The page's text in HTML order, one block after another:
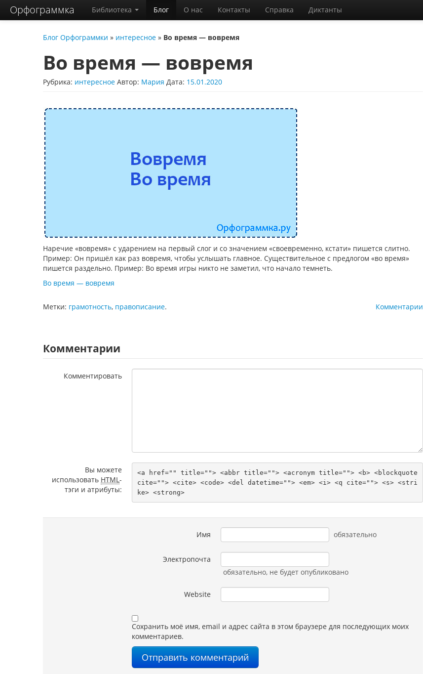
Орфограммка Библиотека Блог О нас Контакты Справка Диктанты
Блог Орфограммки » интересное » Во время — вовремя
Во время — вовремя
Рубрика: интересное Автор: Мария Дата: 15.01.2020
Наречие «вовремя» с ударением на первый слог и со значением «своевременно, кстати» пишется слитно.
Пример: Он пришёл как раз вовремя, чтобы услышать главное. Существительное с предлогом «во время»
пишется раздельно. Пример: Во время игры никто не заметил, что начало темнеть.
Во время — вовремя
Комментарии
Метки: грамотность, правописание.
Комментарии
Комментировать
Вы можете
использовать HTML-
тэги и атрибуты:
<a href="" title=""> <abbr title=""> <acronym title=""> <b> <blockquote
cite=""> <cite> <code> <del datetime=""> <em> <i> <q cite=""> <s> <stri
ke> <strong>
Имя обязательно
Электропочта
обязательно, не будет опубликовано
Website
Сохранить моё имя, email и адрес сайта в этом браузере для последующих моих
комментариев.